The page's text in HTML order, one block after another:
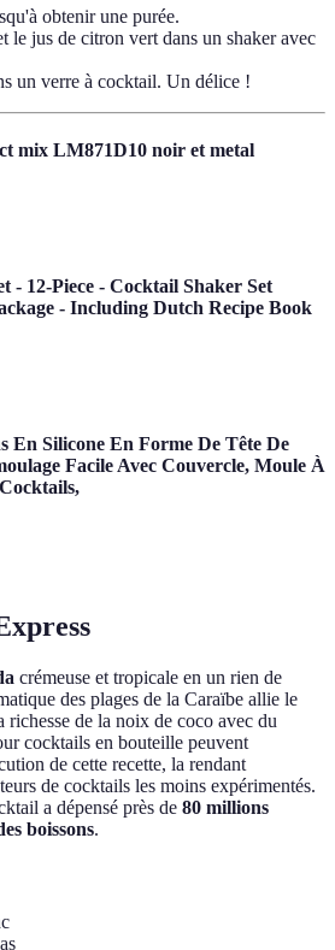
obtenir une purée.
le jus de citron vert dans un shaker avec
un verre à cocktail. Un délice !
mix LM871D10 noir et metal
- 12-Piece - Cocktail Shaker Set
- Including Dutch Recipe Book
En Silicone En Forme De Tête De
Facile Avec Couvercle, Moule À
crémeuse et tropicale en un rien de
des plages de la Caraïbe allie le
richesse de la noix de coco avec du
cocktails en bouteille peuvent
de cette recette, la rendant
de cocktails les moins expérimentés.
a dépensé près de 80 millions
boissons.